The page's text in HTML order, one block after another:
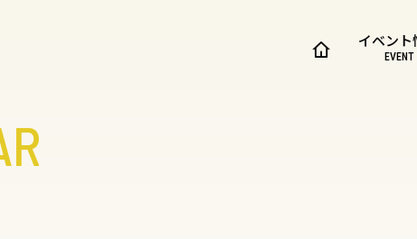
イベント
EVENT